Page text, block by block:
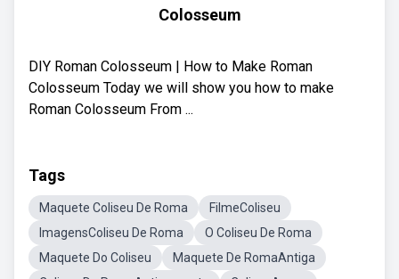
Colosseum
DIY Roman Colosseum | How to Make Roman
Colosseum Today we will show you how to make
Roman Colosseum From ...
Tags
Maquete Coliseu De Roma
FilmeColiseu
ImagensColiseu De Roma
O Coliseu De Roma
Maquete Do Coliseu
Maquete De RomaAntiga